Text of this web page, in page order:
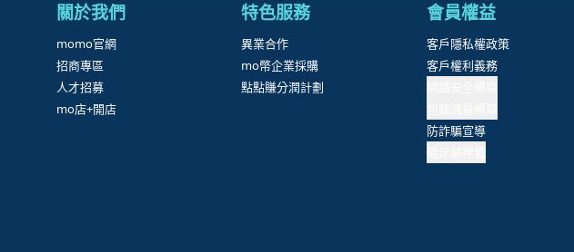
關於我們
momo官網
招商專區
人才招募
mo店+開店
特色服務
異業合作
mo幣企業採購
點點賺分潤計劃
會員權益
客戶隱私權政策
客戶權利義務
防詐騙宣導